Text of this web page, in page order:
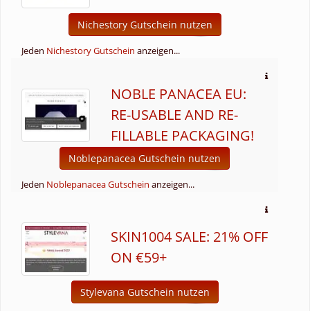
Nichestory Gutschein nutzen
Jeden Nichestory Gutschein anzeigen...
NOBLE PANACEA EU:
RE-USABLE AND RE-
FILLABLE PACKAGING!
Noblepanacea Gutschein nutzen
Jeden Noblepanacea Gutschein anzeigen...
SKIN1004 SALE: 21% OFF
ON €59+
Stylevana Gutschein nutzen